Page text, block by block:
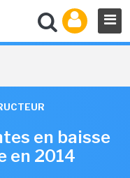
en baisse
en 2014